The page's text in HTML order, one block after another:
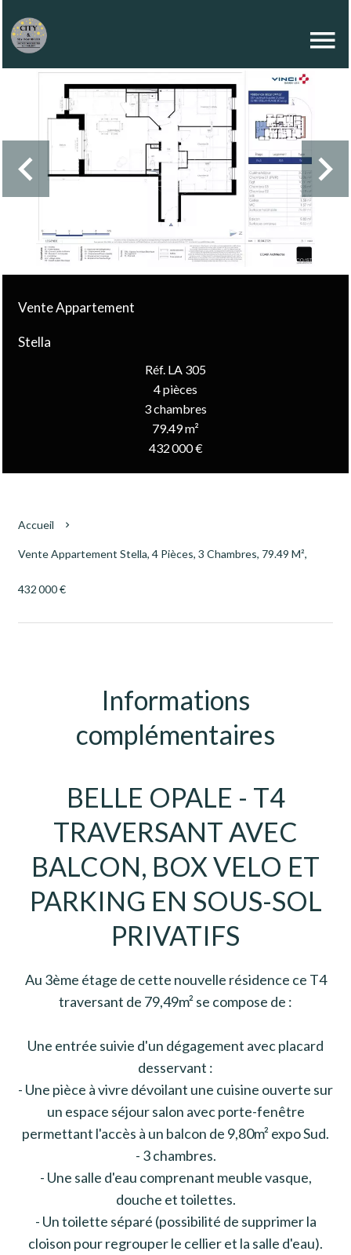
Vente Appartement
Stella
Réf. LA 305
4 pièces
3 chambres
79.49 m²
432 000 €
Accueil
Vente Appartement Stella, 4 Pièces, 3 Chambres, 79.49 M²,
432 000 €
Informations
complémentaires
BELLE OPALE - T4
TRAVERSANT AVEC
BALCON, BOX VELO ET
PARKING EN SOUS-SOL
PRIVATIFS
Au 3ème étage de cette nouvelle résidence ce T4
traversant de 79,49m² se compose de :
Une entrée suivie d'un dégagement avec placard
desservant :
- Une pièce à vivre dévoilant une cuisine ouverte sur
un espace séjour salon avec porte-fenêtre
permettant l'accès à un balcon de 9,80m² expo Sud.
- 3 chambres.
- Une salle d'eau comprenant meuble vasque,
douche et toilettes.
- Un toilette séparé (possibilité de supprimer la
cloison pour regrouper le cellier et la salle d'eau).